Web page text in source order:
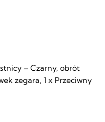
– Czarny, obrót
zegara, 1 x Przeciwny